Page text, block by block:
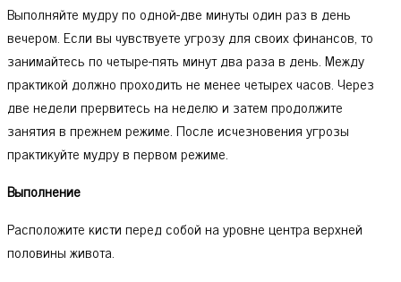
Выполняйте мудру по одной-две минуты один раз в день
вечером. Если вы чувствуете угрозу для своих финансов, то
занимайтесь по четыре-пять минут два раза в день. Между
практикой должно проходить не менее четырех часов. Через
две недели прервитесь на неделю и затем продолжите
занятия в прежнем режиме. После исчезновения угрозы
практикуйте мудру в первом режиме.
Выполнение
Расположите кисти перед собой на уровне центра верхней
половины живота.